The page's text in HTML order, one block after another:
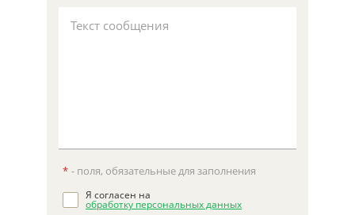
Текст сообщения
* - поля, обязательные для заполнения
Я согласен на
обработку персональных данных